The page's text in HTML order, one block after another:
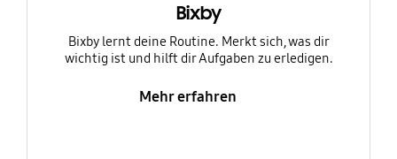
Bixby
Bixby lernt deine Routine. Merkt sich, was dir
wichtig ist und hilft dir Aufgaben zu erledigen.
Mehr erfahren